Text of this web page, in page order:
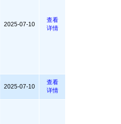
2025-07-10
查看
详情
2025-07-10
查看
详情